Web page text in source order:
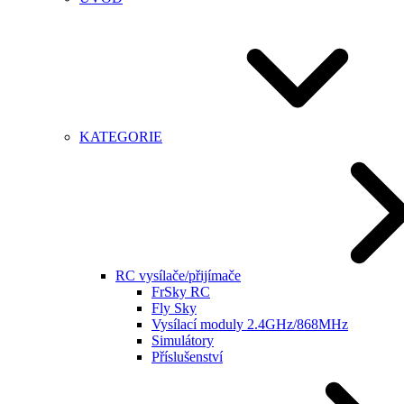
KATEGORIE
RC vysílače/přijímače
FrSky RC
Fly Sky
Vysílací moduly 2.4GHz/868MHz
Simulátory
Příslušenství